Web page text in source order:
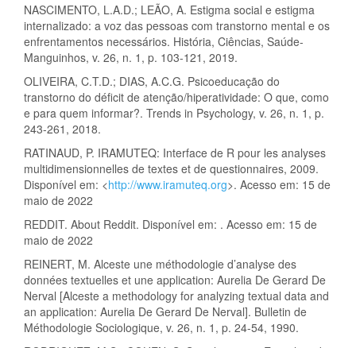
NASCIMENTO, L.A.D.; LEÃO, A. Estigma social e estigma
internalizado: a voz das pessoas com transtorno mental e os
enfrentamentos necessários. História, Ciências, Saúde-
Manguinhos, v. 26, n. 1, p. 103-121, 2019.
OLIVEIRA, C.T.D.; DIAS, A.C.G. Psicoeducação do
transtorno do déficit de atenção/hiperatividade: O que, como
e para quem informar?. Trends in Psychology, v. 26, n. 1, p.
243-261, 2018.
RATINAUD, P. IRAMUTEQ: Interface de R pour les analyses
multidimensionnelles de textes et de questionnaires, 2009.
Disponível em: <http://www.iramuteq.org>. Acesso em: 15 de
maio de 2022
REDDIT. About Reddit. Disponível em: . Acesso em: 15 de
maio de 2022
REINERT, M. Alceste une méthodologie d’analyse des
données textuelles et une application: Aurelia De Gerard De
Nerval [Alceste a methodology for analyzing textual data and
an application: Aurelia De Gerard De Nerval]. Bulletin de
Méthodologie Sociologique, v. 26, n. 1, p. 24-54, 1990.